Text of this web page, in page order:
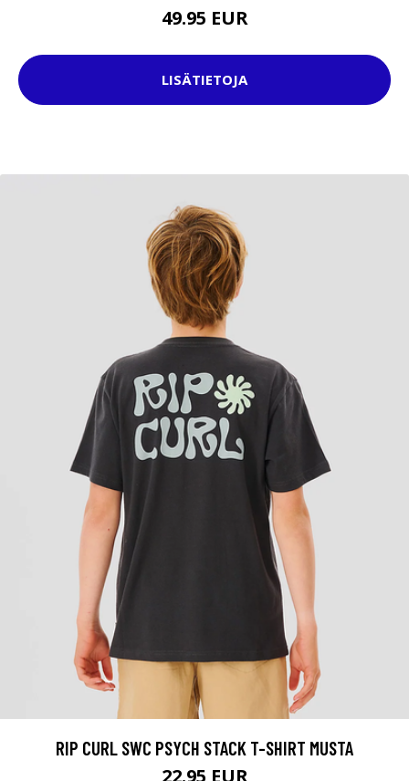
49.95 EUR
LISÄTIETOJA
RIP CURL SWC PSYCH STACK T-SHIRT MUSTA
22.95 EUR